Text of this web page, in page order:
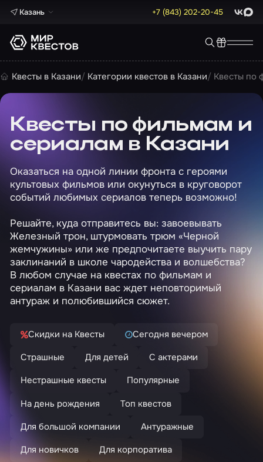
Казань +7 (843) 202-20-45 Max
Квесты в Казани Категории квестов в Казани Квесты по
Квесты по фильмам и
сериалам в Казани
Оказаться на одной линии фронта с героями
культовых фильмов или окунуться в круговорот
событий любимых сериалов теперь возможно!
Решайте, куда отправитесь вы: завоевывать
Железный трон, штурмовать трюм «Черной
жемчужины» или же предпочитаете выучить пару
заклинаний в школе чародейства и волшебства?
В любом случае на квестах по фильмам и
сериалам в Казани вас ждет неповторимый
антураж и полюбившийся сюжет.
Скидки на Квесты
Сегодня вечером
Страшные
Для детей
С актерами
Нестрашные квесты
Популярные
На день рождения
Топ квестов
Для большой компании
Антуражные
Для новичков
Для корпоратива